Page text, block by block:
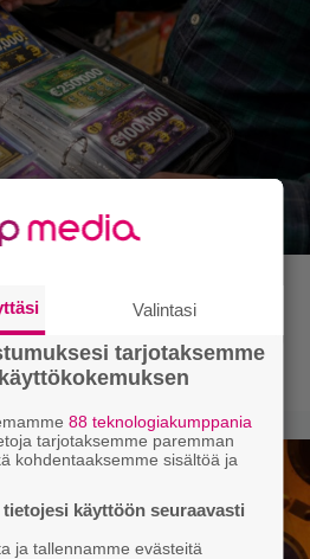
lahjaksi arvan –
miten sitten
Valintasi
tarjotaksemme
88 teknologiakumppania
tarjotaksemme paremman
kohdentaaksemme sisältöä ja
käyttöön seuraavasti
ja tallennamme evästeitä